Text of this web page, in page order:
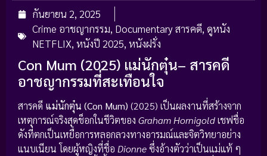
กันยายน 2, 2025
Crime อาชญากรรม, Documentary สารคดี, ดูหนัง
NETFLIX, หนังปี 2025, หนังฝรั่ง
Con Mum (2025) แม่นักตุ๋น– สารคดี
อาชญากรรมที่สะเทือนใจ
สารคดี แม่นักตุ๋น (Con Mum) (2025) เป็นผลงานที่สร้างจาก
เหตุการณ์จริงสุดช็อกในชีวิตของ Graham Hornigoldเชฟชื่อ
ดังที่ตกเป็นเหยื่อการหลอกลวงทางอารมณ์และจิตวิทยาอย่าง
แนบเนียน โดยผู้หญิงที่ชื่อ Dionneซึ่งอ้างตัวว่าเป็นแม่แท้ ๆ